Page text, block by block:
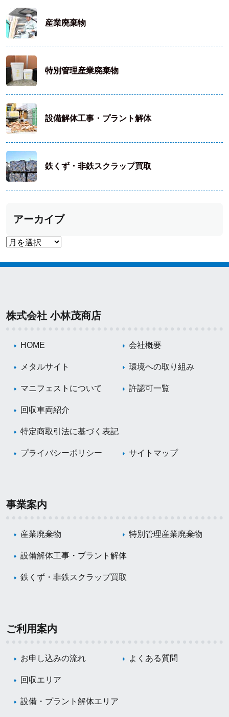
産業廃棄物
特別管理産業廃棄物
設備解体工事・プラント解体
鉄くず・非鉄スクラップ買取
アーカイブ
株式会社 小林茂商店
HOME 会社概要
メタルサイト 環境への取り組み
マニフェストについて 許認可一覧
回収車両紹介
特定商取引法に基づく表記
プライバシーポリシー サイトマップ
事業案内
産業廃棄物 特別管理産業廃棄物
設備解体工事・プラント解体
鉄くず・非鉄スクラップ買取
ご利用案内
お申し込みの流れ よくある質問
回収エリア
設備・プラント解体エリア